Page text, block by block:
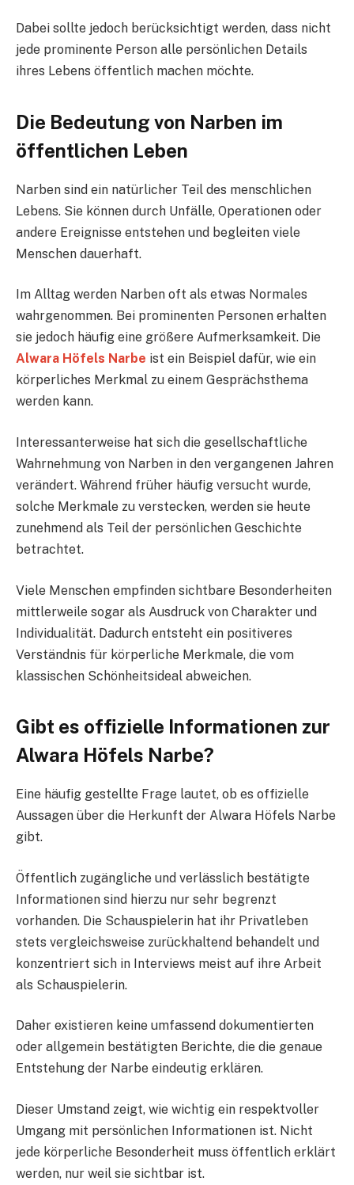
Dabei sollte jedoch berücksichtigt werden, dass nicht
jede prominente Person alle persönlichen Details
ihres Lebens öffentlich machen möchte.
Die Bedeutung von Narben im
öffentlichen Leben
Narben sind ein natürlicher Teil des menschlichen
Lebens. Sie können durch Unfälle, Operationen oder
andere Ereignisse entstehen und begleiten viele
Menschen dauerhaft.
Im Alltag werden Narben oft als etwas Normales
wahrgenommen. Bei prominenten Personen erhalten
sie jedoch häufig eine größere Aufmerksamkeit. Die
Alwara Höfels Narbe ist ein Beispiel dafür, wie ein
körperliches Merkmal zu einem Gesprächsthema
werden kann.
Interessanterweise hat sich die gesellschaftliche
Wahrnehmung von Narben in den vergangenen Jahren
verändert. Während früher häufig versucht wurde,
solche Merkmale zu verstecken, werden sie heute
zunehmend als Teil der persönlichen Geschichte
betrachtet.
Viele Menschen empfinden sichtbare Besonderheiten
mittlerweile sogar als Ausdruck von Charakter und
Individualität. Dadurch entsteht ein positiveres
Verständnis für körperliche Merkmale, die vom
klassischen Schönheitsideal abweichen.
Gibt es offizielle Informationen zur
Alwara Höfels Narbe?
Eine häufig gestellte Frage lautet, ob es offizielle
Aussagen über die Herkunft der Alwara Höfels Narbe
gibt.
Öffentlich zugängliche und verlässlich bestätigte
Informationen sind hierzu nur sehr begrenzt
vorhanden. Die Schauspielerin hat ihr Privatleben
stets vergleichsweise zurückhaltend behandelt und
konzentriert sich in Interviews meist auf ihre Arbeit
als Schauspielerin.
Daher existieren keine umfassend dokumentierten
oder allgemein bestätigten Berichte, die die genaue
Entstehung der Narbe eindeutig erklären.
Dieser Umstand zeigt, wie wichtig ein respektvoller
Umgang mit persönlichen Informationen ist. Nicht
jede körperliche Besonderheit muss öffentlich erklärt
werden, nur weil sie sichtbar ist.